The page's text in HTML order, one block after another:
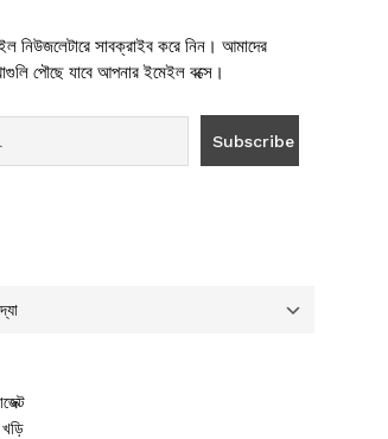
নিউজলেটারে সাবক্রাইব করে নিন। আমাদের
পৌছে যাবে আপনার ইমেইল বক্সে।
খড়ি